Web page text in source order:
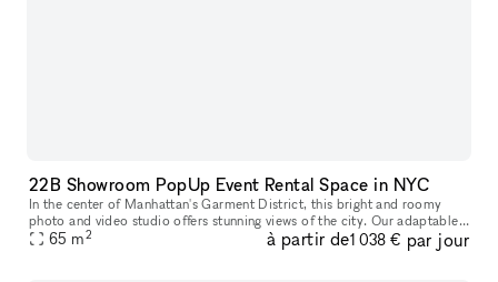
22B Showroom PopUp Event Rental Space in NYC
In the center of Manhattan's Garment District, this bright and roomy
photo and video studio offers stunning views of the city. Our adaptable
venue is tastefully furnished to accommodate a broad varie
65 m2 à partir de1 038 € par jour